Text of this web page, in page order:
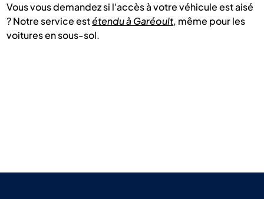
Vous vous demandez si l'accès à votre véhicule est aisé
? Notre service estétendu à Garéoult, même pour les
voitures en sous-sol.